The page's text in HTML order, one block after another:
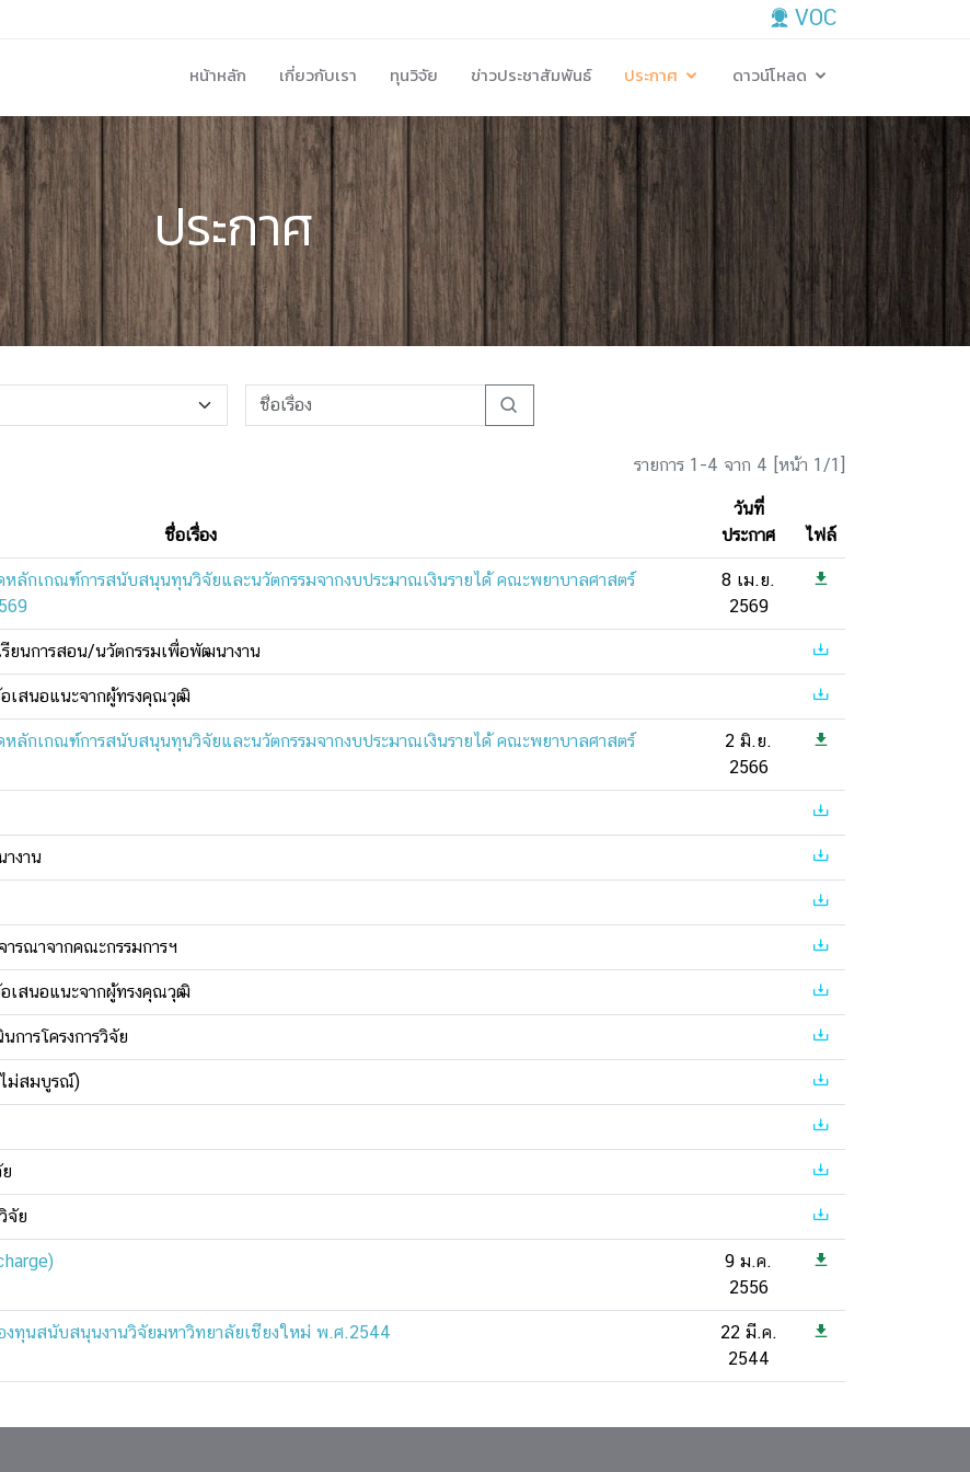
VOC
หน้าหลัก เกี่ยวกับเรา ทุนวิจัย ข่าวประชาสัมพันธ์ ประกาศ ดาวน์โหลด
ประกาศ
รายการ 1-4 จาก 4 [หน้า 1/1]
ชื่อเรื่อง
วันที่
ประกาศ
ไฟล์
ลักเกณฑ์การสนับสนุนทุนวิจัยและนวัตกรรมจากงบประมาณเงินรายได้ คณะพยาบาลศาสตร์
8 เม.ย.
2569
ยนการสอน/นวัตกรรมเพื่อพัฒนางาน
เสนอแนะจากผู้ทรงคุณวุฒิ
ลักเกณฑ์การสนับสนุนทุนวิจัยและนวัตกรรมจากงบประมาณเงินรายได้ คณะพยาบาลศาสตร์
2 มิ.ย.
2566
งาน
รณาจากคณะกรรมการฯ
เสนอแนะจากผู้ทรงคุณวุฒิ
ารโครงการวิจัย
ไม่สมบูรณ์)
จัย
9 ม.ค.
2556
งทุนสนับสนุนงานวิจัยมหาวิทยาลัยเชียงใหม่ พ.ศ.2544
22 มี.ค.
2544